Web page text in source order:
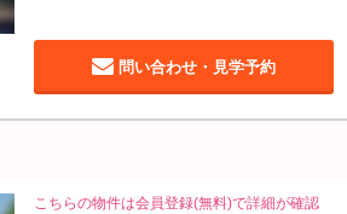
問い合わせ・見学予約
こちらの物件は会員登録(無料)で詳細が確認